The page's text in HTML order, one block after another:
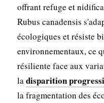
offrant refuge et
Rubus canadensis
écologiques et résiste
environnementaux, ce
résiliente face aux
ladisparition
la fragmentation des